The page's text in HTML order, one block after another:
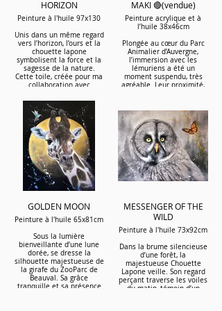
puissent un jour rejoindre
un sanctuaire adapté..
En savoir plus
chimpanzé une place
symbolique dans l’univers,
non pas comme un cobaye,
mais comme un être à
respect et de
contemplation.
Les chimpanzés sont
aujourd’hui une espèce en
danger, menacée par la
déforestation, le
fragilité et la nécessité de
les protéger.
Cette œuvre s’inscrit dans
ma collaboration avec
Beauval Nature, qui œuvre
chaque jour pour la
protection et la
préservation des espèces.
En savoir plus
HORIZON
Peinture à l'huile 97x130
Unis dans un même regard
vers l’horizon, l’ours et la
chouette lapone
symbolisent la force et la
sagesse de la nature.
Cette toile, créée pour ma
collaboration avec
beauté du vivant et
l’urgence de le protéger.
En savoir plus
MAKI 🔴(vendue)
Peinture acrylique et à
l’huile 38x46cm
Plongée au cœur du Parc
Animalier d’Auvergne,
l’immersion avec les
lémuriens a été un
moment suspendu, très
agréable. Leur proximité,
profondément touchée.
À travers ce portrait, je
souhaite transmettre la
magie de cette rencontre,
et remercier ce lieu
remarquable pour son
engagement en faveur de
la biodiversité et de la
sensibilisation.
Madagascar, est
malheureusement en
danger d’extinction. La
déforestation, le
braconnage et le trafic
illégal — notamment pour
en faire un animal de
compagnie — menacent
gravement sa survie.
Ce tableau est un
hommage à sa beauté, à
GOLDEN MOON
Peinture à l'huile 65x81cm
Sous la lumière
bienveillante d’une lune
dorée, se dresse la
silhouette majestueuse de
la girafe du ZooParc de
Beauval. Sa grâce
tranquille et sa présence
MESSENGER OF THE
WILD
Peinture à l'huile 73x92cm
Dans la brume silencieuse
d’une forêt, la
majestueuse Chouette
Lapone veille. Son regard
perçant traverse les voiles
du matin, témoin d’un